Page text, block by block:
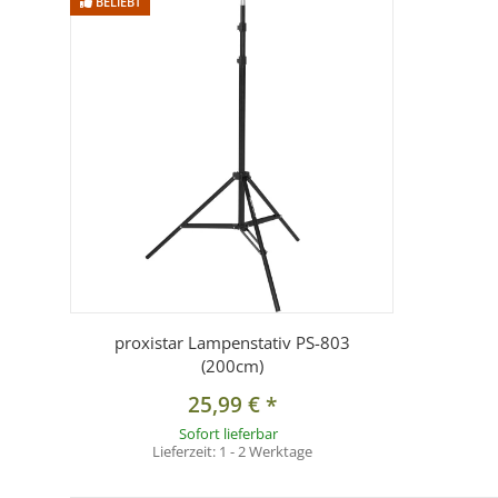
1x RESTPOSTEN Mobile Softbox 60x60 cm für
proxistar Lampenstativ PS-803
(200cm)
25,99 €*
Sofort lieferbar
Lieferzeit: 1 - 2 Werktage